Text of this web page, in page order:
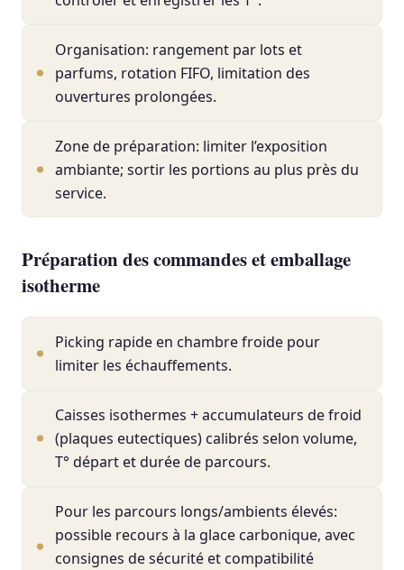
Organisation: rangement par lots et
parfums, rotation FIFO, limitation des
ouvertures prolongées.
Zone de préparation: limiter l’exposition
ambiante; sortir les portions au plus près du
service.
Préparation des commandes et emballage
isotherme
Picking rapide en chambre froide pour
limiter les échauffements.
Caisses isothermes + accumulateurs de froid
(plaques eutectiques) calibrés selon volume,
T° départ et durée de parcours.
Pour les parcours longs/ambients élevés:
possible recours à la glace carbonique, avec
consignes de sécurité et compatibilité